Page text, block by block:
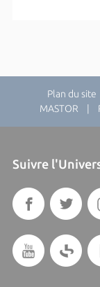
Plan du site
MASTOR |
Suivre